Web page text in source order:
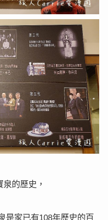
的歷史，
是家已有108年歷史的百